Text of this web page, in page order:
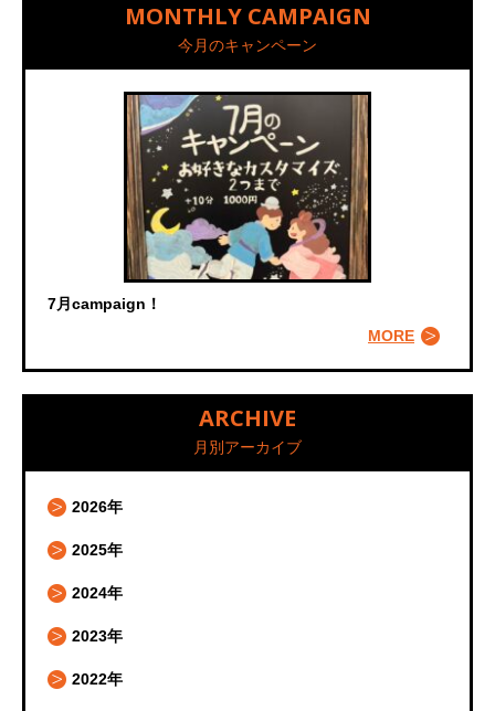
MONTHLY CAMPAIGN
今月のキャンペーン
7月campaign！
MORE
ARCHIVE
月別アーカイブ
2026年
2025年
2024年
2023年
2022年